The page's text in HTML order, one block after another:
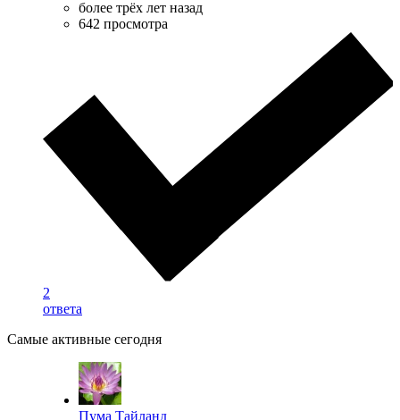
более трёх лет назад
642 просмотра
2
ответа
Самые активные сегодня
Пума Тайланд